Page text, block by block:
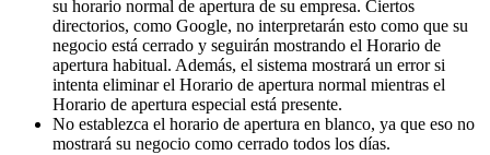
su horario normal de apertura de su empresa. Ciertos
directorios, como Google, no interpretarán esto como que su
negocio está cerrado y seguirán mostrando el Horario de
apertura habitual. Además, el sistema mostrará un error si
intenta eliminar el Horario de apertura normal mientras el
Horario de apertura especial está presente.
No establezca el horario de apertura en blanco, ya que eso no
mostrará su negocio como cerrado todos los días.